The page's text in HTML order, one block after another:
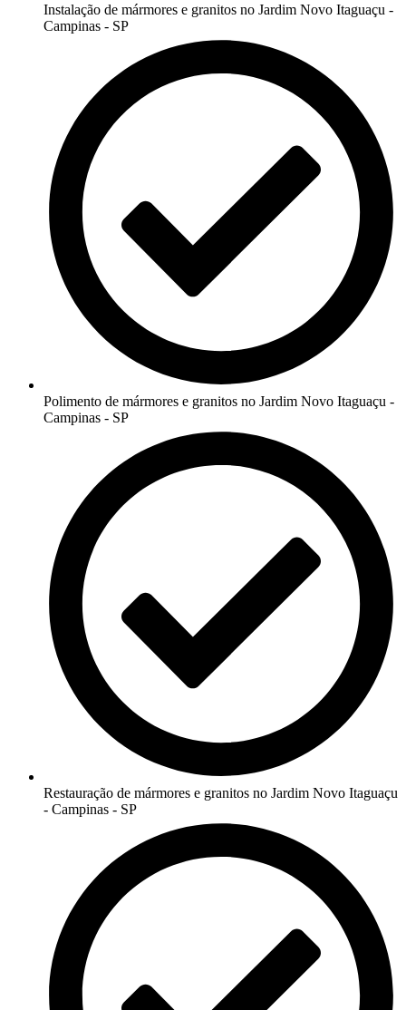
Instalação de mármores e granitos no Jardim Novo Itaguaçu -
Campinas - SP
Polimento de mármores e granitos no Jardim Novo Itaguaçu -
Campinas - SP
Restauração de mármores e granitos no Jardim Novo Itaguaçu
- Campinas - SP